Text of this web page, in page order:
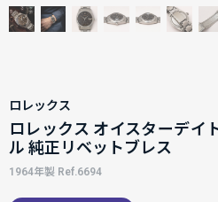
ロレックス
ロレックス オイスターデイ
ル 純正リベットブレス
1964年製 Ref.6694